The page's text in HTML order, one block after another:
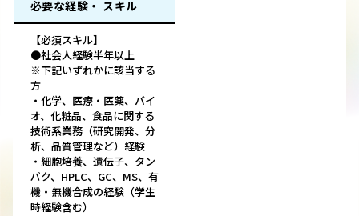
必要な経験・ スキル
【必須スキル】
●社会人経験半年以上
※下記いずれかに該当する
方
・化学、医療・医薬、バイ
オ、化粧品、食品に関する
技術系業務（研究開発、分
析、品質管理など）経験
・細胞培養、遺伝子、タン
パク、HPLC、GC、MS、有
機・無機合成の経験（学生
時経験含む）